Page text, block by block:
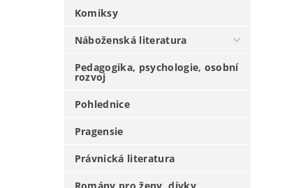
Komiksy
Náboženská literatura
Pedagogika, psychologie, osobní
rozvoj
Pohlednice
Pragensie
Právnická literatura
Romány pro ženy, dívky